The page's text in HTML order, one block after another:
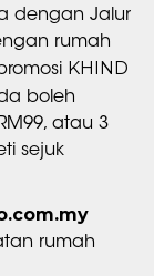
dengan Jalur
rumah
KHIND
boleh
atau 3
sejuk
rumah